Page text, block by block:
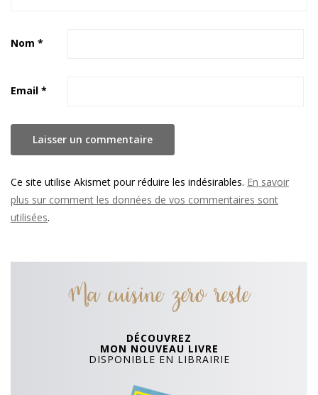
Nom *
Email *
Ce site utilise Akismet pour réduire les indésirables. En savoir
plus sur comment les données de vos commentaires sont
utilisées.
Ma cuisine zero reste
DÉCOUVREZ
MON NOUVEAU LIVRE
DISPONIBLE EN LIBRAIRIE